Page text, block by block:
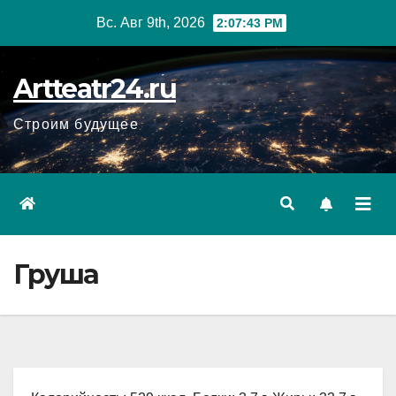
Вс. Авг 9th, 2026 2:07:44 PM
Artteatr24.ru
Строим будущее
Груша